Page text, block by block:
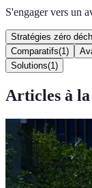
S'engager vers un
Stratégies zéro
Comparatifs(1 )
Solutions(1 )
Articles à la